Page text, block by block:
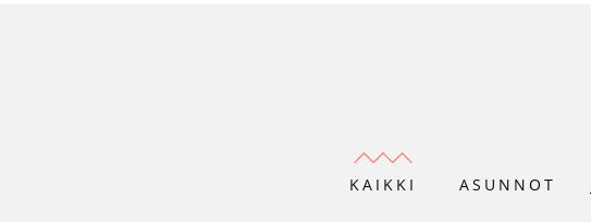
KAIKKI ASUNNOT